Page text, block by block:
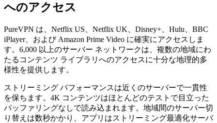
へのアクセス
PureVPN は、Netflix US、Netflix UK、Disney+、Hulu、BBC
iPlayer、および Amazon Prime Video に確実にアクセスしま
す。6,000 以上のサーバー ネットワークは、複数の地域にわ
たるコンテンツ ライブラリへのアクセスに十分な地理的多
様性を提供します。
ストリーミング パフォーマンスは近くのサーバーで一貫性
を保ちます。4K コンテンツはほとんどのテストで目立った
バッファリングなしで読み込まれます。地域間のサーバー切
り替えは数秒かかり、アプリはストリーミング最適化サーバ